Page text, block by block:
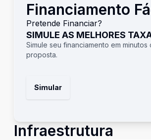
Financiamento
Pretende Financiar?
SIMULE AS MELHORES
Simule seu financiamento em
proposta.
Simular
Infraestrutura